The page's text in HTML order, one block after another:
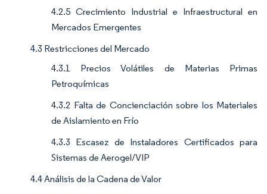
4.2.5 Crecimiento Industrial e Infraestructural en
Mercados Emergentes
4.3 Restricciones del Mercado
4.3.1 Precios Volátiles de Materias Primas
Petroquímicas
4.3.2 Falta de Concienciación sobre los Materiales
de Aislamiento en Frío
4.3.3 Escasez de Instaladores Certificados para
Sistemas de Aerogel/VIP
4.4 Análisis de la Cadena de Valor